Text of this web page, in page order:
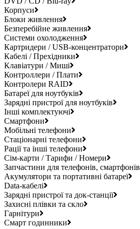
Корпуси
Блоки живлення
Безперебійне живлення
Системи охолодження
Картридери / USB-концентратори
Кабелі / Прехідники
Клавіатури / Миші
Контроллери / Плати
Контролери RAID
Батареї для ноутбуків
Зарядні пристрої для ноутбуків
Інші комплектуючі
Смартфони
Мобільні телефони
Стаціонарні телефони
Рації та інші телефони
Сім-карти / Тарифи / Номери
Запчастини для телефонів, смартфонів
Акумулятори та портативні батареї
Data-кабелі
Зарядні пристрої та док-станції
Захисні плівки та скло
Гарнітури
Смарт годинники